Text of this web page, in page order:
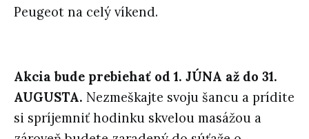
Peugeot na celý víkend.
Akcia bude prebiehať od 1. JÚNA až do 31.
AUGUSTA. Nezmeškajte svoju šancu a prídite
si spríjemniť hodinku skvelou masážou a